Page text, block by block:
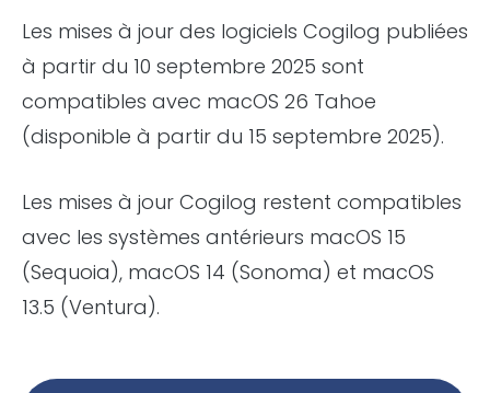
Les mises à jour des logiciels Cogilog publiées
à partir du 10 septembre 2025 sont
compatibles avec macOS 26 Tahoe
(disponible à partir du 15 septembre 2025).
Les mises à jour Cogilog restent compatibles
avec les systèmes antérieurs macOS 15
(Sequoia), macOS 14 (Sonoma) et macOS
13.5 (Ventura).